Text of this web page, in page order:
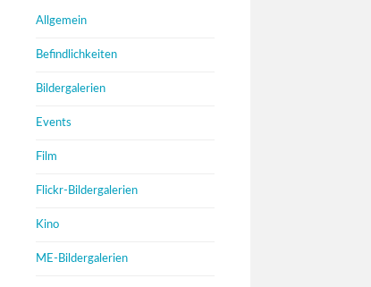
Allgemein
Befindlichkeiten
Bildergalerien
Events
Film
Flickr-Bildergalerien
Kino
ME-Bildergalerien